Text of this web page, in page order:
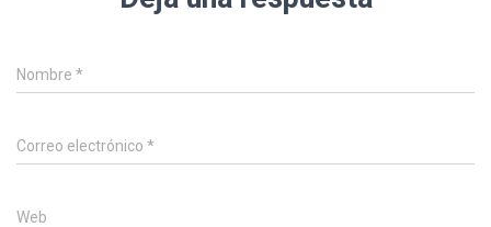
Nombre *
Correo electrónico *
Web